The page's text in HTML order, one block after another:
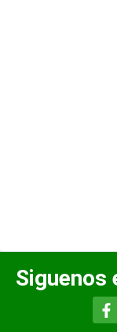
Siguenos